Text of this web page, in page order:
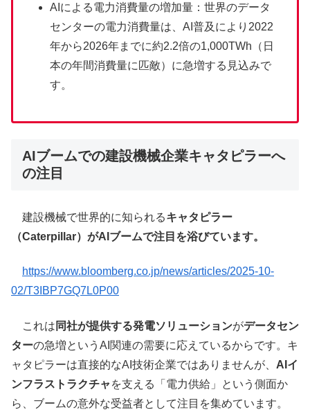
AIによる電力消費量の増加量：世界のデータ
センターの電力消費量は、AI普及により2022
年から2026年までに約2.2倍の1,000TWh（日
本の年間消費量に匹敵）に急増する見込みで
す。
AIブームでの建設機械企業キャタピラーへ
の注目
建設機械で世界的に知られるキャタピラー
（Caterpillar） がAIブームで注目を浴びています。
https://www.bloomberg.co.jp/news/articles/2025-10-
02/T3IBP7GQ7L0P00
これは 同社が提供する発電ソリューションがデータセン
ターの急増というAI関連の需要に応えているからです。キ
ャタピラーは直接的なAI技術企業ではありませんが、 AIイ
ンフラストラクチャ を支える「電力供給」という側面か
ら、ブームの意外な受益者として注目を集めています。